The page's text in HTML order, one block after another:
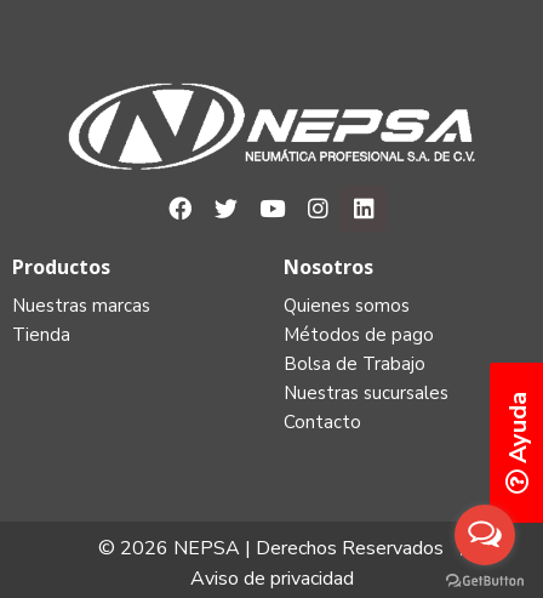
Ayuda
Nosotros
Quienes somos
Métodos de pago
Bolsa de Trabajo
Nuestras sucursales
Contacto
Productos
Nuestras marcas
Tienda
© 2026 NEPSA | Derechos Reservados
Aviso de privacidad